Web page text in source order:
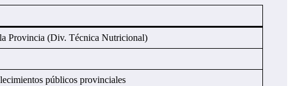
Provincia (Div. Técnica Nutricional)
públicos provinciales